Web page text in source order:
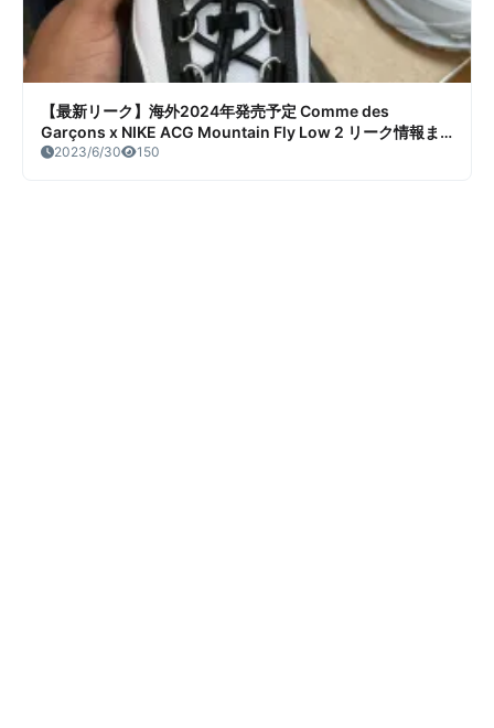
【最新リーク】海外2024年発売予定 Comme des
Garçons x NIKE ACG Mountain Fly Low 2 リーク情報ま
とめ2023/6/30 150